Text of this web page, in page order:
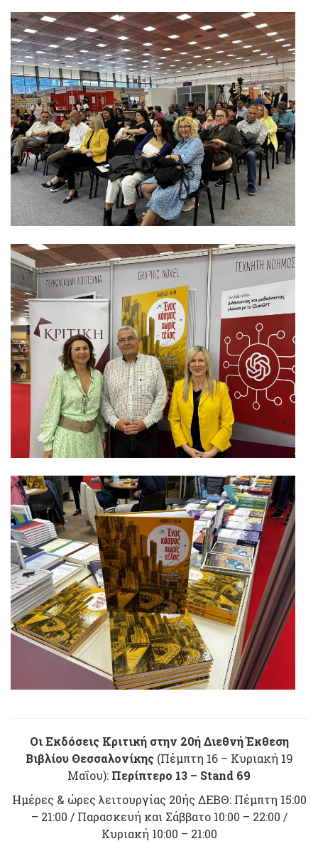
Οι Εκδόσεις Κριτική στην 20ή Διεθνή Έκθεση
Βιβλίου Θεσσαλονίκης(Πέμπτη 16 – Κυριακή 19
Μαΐου): Περίπτερο 13 – Stand 69
Ημέρες & ώρες λειτουργίας 20ής ΔΕΒΘ: Πέμπτη 15:00
– 21:00 / Παρασκευή και Σάββατο 10:00 – 22:00 /
Κυριακή 10:00 – 21:00